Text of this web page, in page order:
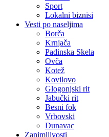
Sport
Lokalni biznisi
Vesti po naseljima
Borča
Krnjača
Padinska Skela
Ovča
Kotež
Kovilovo
Glogonjski rit
Jabučki rit
Besni fok
Vrbovski
Dunavac
Zanimljivosti